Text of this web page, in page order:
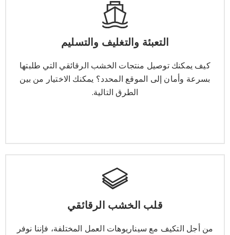
التعبئة والتغليف والتسليم
كيف يمكنك توصيل منتجات الخشب الرقائقي التي طلبتها
بسرعة وأمان إلى الموقع المحدد؟ يمكنك الاختيار من بين
الطرق التالية.
التعبئة والتغليف والتسليم
كيف يمكنك توصيل منتجات الخشب الرقائقي التي طلبتها
الطرق التالية.
قلب الخشب الرقائقي
من أجل التكيف مع سيناريوهات العمل المختلفة، فإننا نوفر
من أجل التكيف مع سيناريوهات العمل المختلفة، فإننا نوفر
لك نوى الخشب الرقائقي التالية للاختيار من بينها.